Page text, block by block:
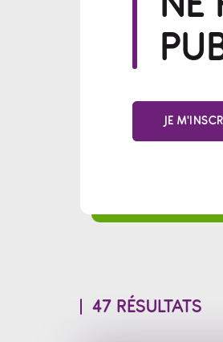
JE
47 RÉSULTATS